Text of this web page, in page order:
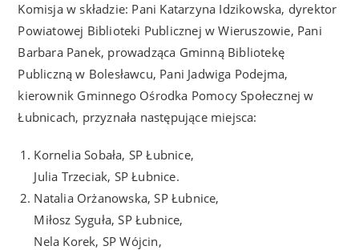
Komisja w składzie: Pani Katarzyna Idzikowska, dyrektor
Powiatowej Biblioteki Publicznej w Wieruszowie, Pani
Barbara Panek, prowadząca Gminną Bibliotekę
Publiczną w Bolesławcu, Pani Jadwiga Podejma,
kierownik Gminnego Ośrodka Pomocy Społecznej w
Łubnicach, przyznała następujące miejsca:
Kornelia Sobała, SP Łubnice,
Julia Trzeciak, SP Łubnice.
Natalia Orżanowska, SP Łubnice,
Miłosz Syguła, SP Łubnice,
Nela Korek, SP Wójcin,